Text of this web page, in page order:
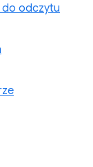
do odczytu